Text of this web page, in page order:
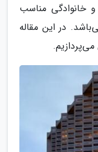
خانوادگی مناسب
در این مقاله